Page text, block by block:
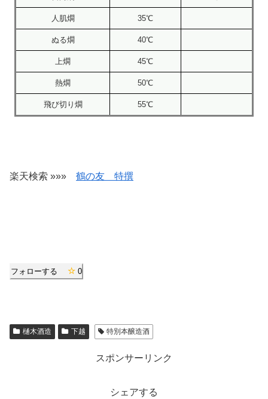
人肌燗 35℃
ぬる燗 40℃
上燗 45℃
熱燗 50℃
飛び切り燗 55℃
楽天検索 »»» 鶴の友 特撰
フォローする 0
樋木酒造 下越 特別本醸造酒
スポンサーリンク
シェアする